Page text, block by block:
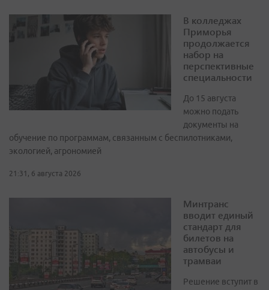
В колледжах
Приморья
продолжается
набор на
перспективные
специальности
До 15 августа
можно подать
документы на
обучение по программам, связанным с беспилотниками,
экологией, агрономией
21:31, 6 августа 2026
Минтранс
вводит единый
стандарт для
билетов на
автобусы и
трамваи
Решение вступит в